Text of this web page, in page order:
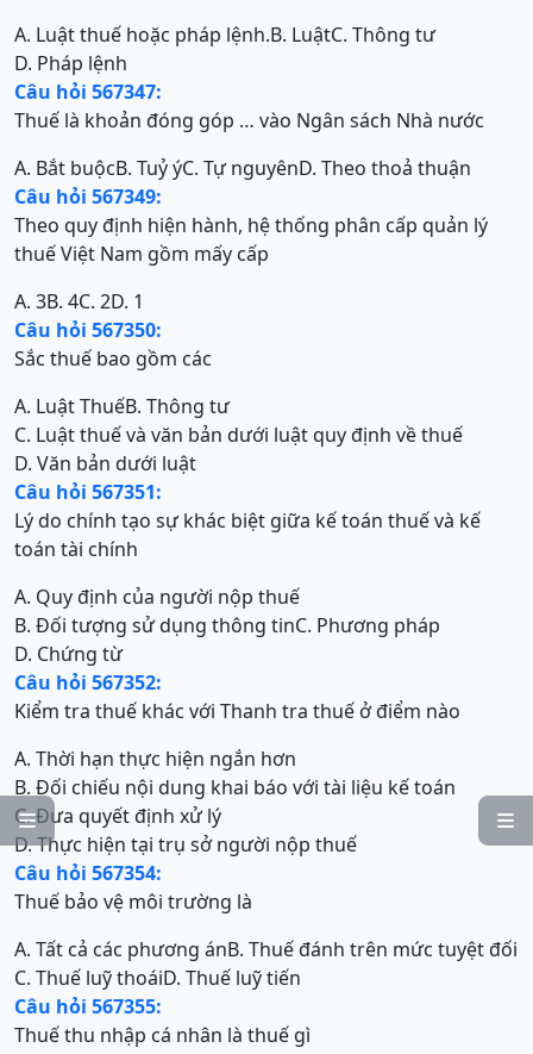


A. Luật thuế hoặc pháp lệnh.B. LuậtC. Thông tư
D. Pháp lệnh
Câu hỏi 567347:
Thuế là khoản đóng góp … vào Ngân sách Nhà nước
A. Bắt buộcB. Tuỷ ýC. Tự nguyênD. Theo thoả thuận
Câu hỏi 567349:
Theo quy định hiện hành, hệ thống phân cấp quản lý
thuế Việt Nam gồm mấy cấp
A. 3B. 4C. 2D. 1
Câu hỏi 567350:
Sắc thuế bao gồm các
A. Luật ThuếB. Thông tư
C. Luật thuế và văn bản dưới luật quy định về thuế
D. Văn bản dưới luật
Câu hỏi 567351:
Lý do chính tạo sự khác biệt giữa kế toán thuế và kế
toán tài chính
A. Quy định của người nộp thuế
B. Đối tượng sử dụng thông tinC. Phương pháp
D. Chứng từ
Câu hỏi 567352:
Kiểm tra thuế khác với Thanh tra thuế ở điểm nào
A. Thời hạn thực hiện ngắn hơn
B. Đối chiếu nội dung khai báo với tài liệu kế toán
C. Đưa quyết định xử lý
D. Thực hiện tại trụ sở người nộp thuế
Câu hỏi 567354:
Thuế bảo vệ môi trường là
A. Tất cả các phương ánB. Thuế đánh trên mức tuyệt đối
C. Thuế luỹ thoáiD. Thuế luỹ tiến
Câu hỏi 567355:
Thuế thu nhập cá nhân là thuế gì